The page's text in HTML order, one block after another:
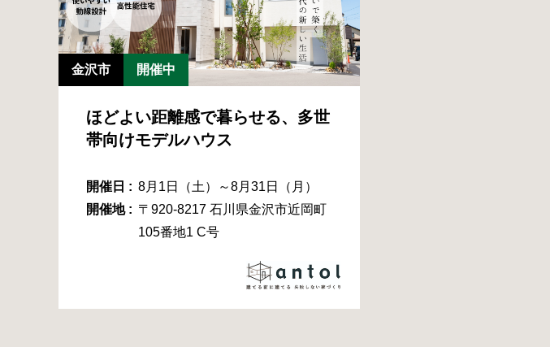
金沢市 開催中
ほどよい距離感で暮らせる、多世
帯向けモデルハウス
開催日 : 8月1日（土）～8月31日（月）
開催地 : 〒920-8217 石川県金沢市近岡町
105番地1 C号